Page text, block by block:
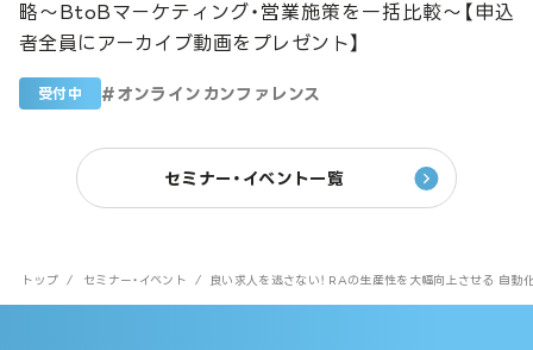
略～BtoBマーケティング・営業施策を一括比較～【申込
者全員にアーカイブ動画をプレゼント】
受付中 # オンラインカンファレンス
セミナー・イベント一覧
トップ / セミナー・イベント / 良い求人を逃さない！ RAの生産性を大幅向上させる 自動